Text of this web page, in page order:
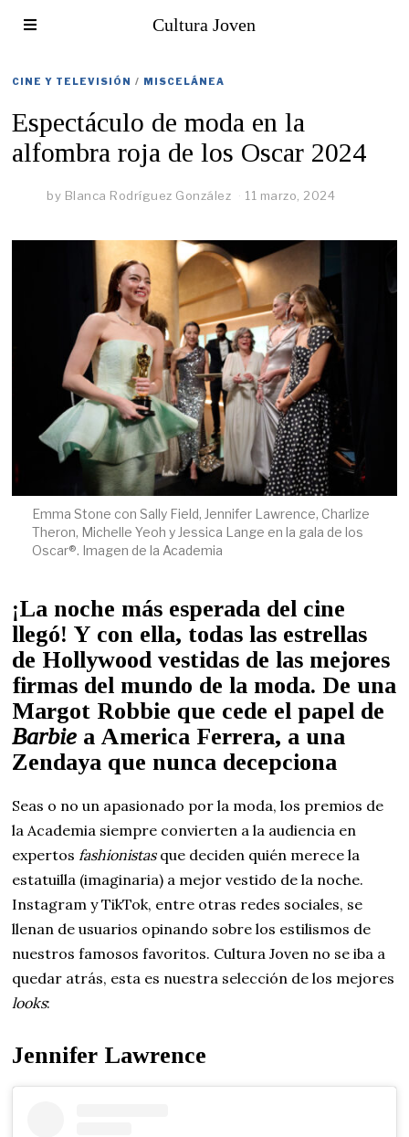
Cultura Joven
CINE Y TELEVISIÓN / MISCELÁNEA
Espectáculo de moda en la
alfombra roja de los Oscar 2024
by Blanca Rodríguez González 11 marzo, 2024
Emma Stone con Sally Field, Jennifer Lawrence, Charlize
Theron, Michelle Yeoh y Jessica Lange en la gala de los
Oscar®. Imagen de la Academia
¡La noche más esperada del cine
llegó! Y con ella, todas las estrellas
de Hollywood vestidas de las mejores
firmas del mundo de la moda. De una
Margot Robbie que cede el papel de
Barbie a America Ferrera, a una
Zendaya que nunca decepciona
Seas o no un apasionado por la moda, los premios de
la Academia siempre convierten a la audiencia en
expertos fashionistasque deciden quién merece la
estatuilla (imaginaria) a mejor vestido de la noche.
Instagram y TikTok, entre otras redes sociales, se
llenan de usuarios opinando sobre los estilismos de
nuestros famosos favoritos. Cultura Joven no se iba a
quedar atrás, esta es nuestra selección de los mejores
looks:
Jennifer Lawrence